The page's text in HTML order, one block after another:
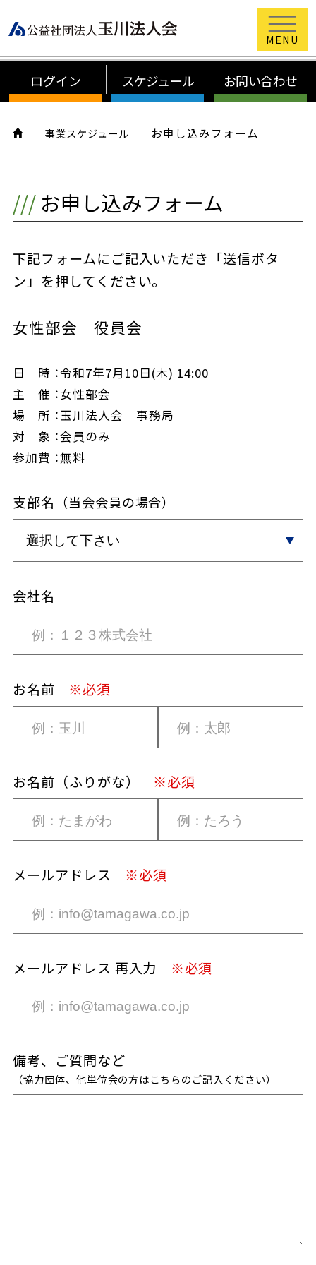
公益社団
ログイン スケジュール お問い合わせ
HOME事業スケジュール お申し込みフォーム
お申し込みフォーム
下記フォームにご記入いただき「送信ボタ
ン」を押してください。
女性部会 役員会
日 時：令和7年7月10日(木) 14:00
主 催：女性部会
場 所：玉川法人会 事務局
対 象：会員のみ
参加費：無料
支部名 （当会会員の場合）
会社名
お名前 ※必須
お名前（ふりがな） ※必須
メールアドレス ※必須
メールアドレス 再入力 ※必須
備考、ご質問など
（協力団体、他単位会の方はこちらのご記入ください）